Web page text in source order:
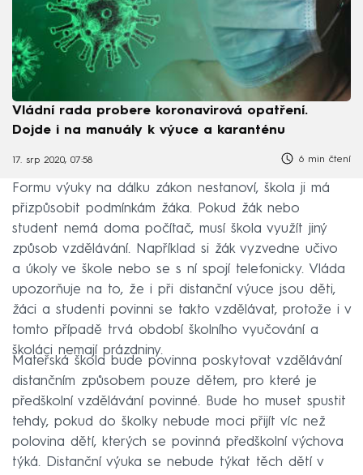
Vládní rada probere koronavirová opatření.
Dojde i na manuály k výuce a karanténu
17. srp 2020, 07:58 6 min čtení
Formu výuky na dálku zákon nestanoví, škola ji má
přizpůsobit podmínkám žáka. Pokud žák nebo
student nemá doma počítač, musí škola využít jiný
způsob vzdělávání. Například si žák vyzvedne učivo
a úkoly ve škole nebo se s ní spojí telefonicky. Vláda
upozorňuje na to, že i při distanční výuce jsou děti,
žáci a studenti povinni se takto vzdělávat, protože i v
tomto případě trvá období školního vyučování a
školáci nemají prázdniny.
Mateřská škola bude povinna poskytovat vzdělávání
distančním způsobem pouze dětem, pro které je
předškolní vzdělávání povinné. Bude ho muset spustit
tehdy, pokud do školky nebude moci přijít víc než
polovina dětí, kterých se povinná předškolní výchova
týká. Distanční výuka se nebude týkat těch dětí v